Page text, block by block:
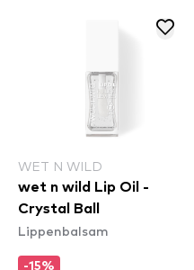
WET N WILD
wet n wild Lip Oil -
Crystal Ball
Lippenbalsam
-15%